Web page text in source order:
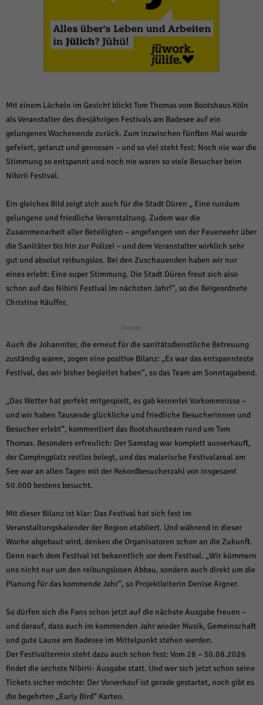
Mit einem Lächeln im Gesicht blickt Tom Thomas vom Bootshaus Köln
als Veranstalter des diesjährigen Festivals am Badesee auf ein
gelungenes Wochenende zurück. Zum inzwischen fünften Mal wurde
gefeiert, getanzt und genossen – und so viel steht fest: Noch nie war die
Stimmung so entspannt und noch nie waren so viele Besucher beim
Nibirii Festival.
Ein gleiches Bild zeigt sich auch für die Stadt Düren „ Eine rundum
gelungene und friedliche Veranstaltung. Zudem war die
Zusammenarbeit aller Beteiligten – angefangen von der Feuerwehr über
die Sanitäter bis hin zur Polizei – und dem Veranstalter wirklich sehr
gut und absolut reibungslos. Bei den Zuschauenden haben wir nur
eines erlebt: Eine super Stimmung. Die Stadt Düren freut sich also
schon auf das Nibirii Festival im nächsten Jahr!“, so die Beigeordnete
Christine Käuffer.
- Anzeige -
Auch die Johanniter, die erneut für die sanitätsdienstliche Betreuung
zuständig waren, zogen eine positive Bilanz: „Es war das entspannteste
Festival, das wir bisher begleitet haben“, so das Team am Sonntagabend.
„Das Wetter hat perfekt mitgespielt, es gab keinerlei Vorkommnisse –
und wir haben Tausende glückliche und friedliche Besucherinnen und
Besucher erlebt“, kommentiert das Bootshausteam rund um Tom
Thomas. Besonders erfreulich: Der Samstag war komplett ausverkauft,
der Campingplatz restlos belegt, und das malerische Festivalareal am
See war an allen Tagen mit der Rekordbesucherzahl von insgesamt
50.000 bestens besucht.
Mit dieser Bilanz ist klar: Das Festival hat sich fest im
Veranstaltungskalender der Region etabliert. Und während in dieser
Woche abgebaut wird, denken die Organisatoren schon an die Zukunft.
Denn nach dem Festival ist bekanntlich vor dem Festival. „Wir kümmern
uns nicht nur um den reibungslosen Abbau, sondern auch direkt um die
Planung für das kommende Jahr“, so Projektleiterin Denise Aigner.
So dürfen sich die Fans schon jetzt auf die nächste Ausgabe freuen –
und darauf, dass auch im kommenden Jahr wieder Musik, Gemeinschaft
und gute Laune am Badesee im Mittelpunkt stehen werden.
Der Festivaltermin steht dazu auch schon fest: Vom 28 – 30.08.2026
findet die sechste Nibirii- Ausgabe statt. Und wer sich jetzt schon seine
Tickets sicher möchte: Der Vorverkauf ist gerade gestartet, noch gibt es
die begehrten „Early Bird“ Karten.
Alle akzeptieren Speichern und weiter
Datenschutzeinstellungen
Essenzielle Cookies ermöglichen grundlegende Funktionen und sind für die
Cookie-Informationen anzeigen
Statistiken (1)
Statistik Cookies erfassen Informationen anonym. Diese Informationen helfen
Cookie-Informationen anzeigen
Marketing (1)
Marketing-Cookies werden von Drittanbietern oder Publishern verwendet,
über Websites hinweg verfolgen.
Cookie-Informationen anzeigen
Externe Medien (6)
Inhalte von Videoplattformen und Social-Media-Plattformen werden
werden, bedarf der Zugriff auf diese Inhalte keiner manuellen Einwilligung
mehr.
Cookie-Informationen anzeigen